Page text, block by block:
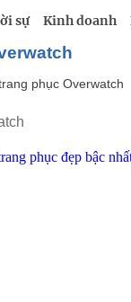
sự Kinh doanh
phục Overwatch